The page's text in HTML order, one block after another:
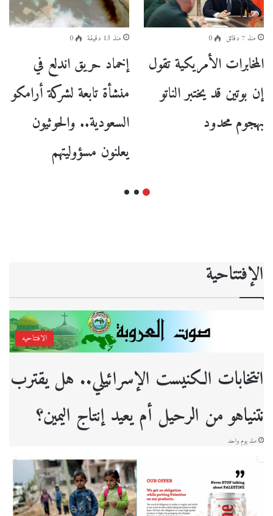
منذ 7 دقائق 0
المخابرات الأمريكية تقول
إن بوتين قد يختبر الناتو
بهجوم محدود
منذ 13 دقيقة 0
إخماد حريق اندلع في
منشأة تابعة لشركة أرامكو
السعودية.. والحوثيون
يعلنون مسؤوليتهم
الإفتتاحية
الافتتاحيه
انتخابات الكنيست الإسرائيلي.. هل يقترب
نتنياهو من الرحيل أم يعيد إنتاج اليمين؟
منذ يوم واحد